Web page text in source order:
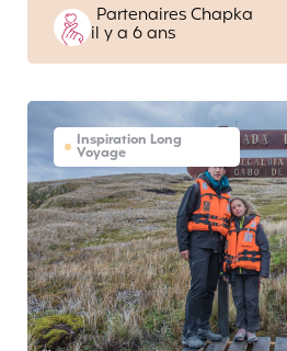
Posted
by
Partenaires Chapka
il y a 6 ans
Inspiration Long
Voyage